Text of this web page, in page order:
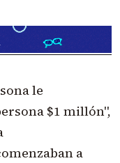
le
$1 millón",
a